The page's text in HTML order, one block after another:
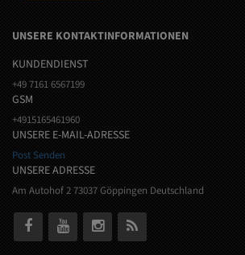
UNSERE KONTAKTINFORMATIONEN
KUNDENDIENST
+49 7161 6567199
GSM
+4915165461960
UNSERE E-MAIL-ADRESSE
Post Senden
UNSERE ADRESSE
Am Autohof 2 73037 Göppingen Deutschland